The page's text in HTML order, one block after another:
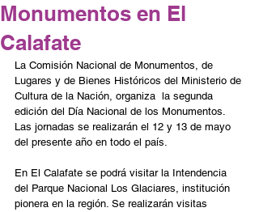
Monumentos en El
Calafate
La Comisión Nacional de Monumentos, de
Lugares y de Bienes Históricos del Ministerio de
Cultura de la Nación, ​organiza  la segunda
edición del Día Nacional de los Monumentos.
Las jornadas se realizarán el 12 y 13 de mayo
del presente año en todo el país.
En El Calafate se podrá visitar la Intendencia
del Parque Nacional Los Glaciares, institución
pionera en la región. Se realizarán visitas